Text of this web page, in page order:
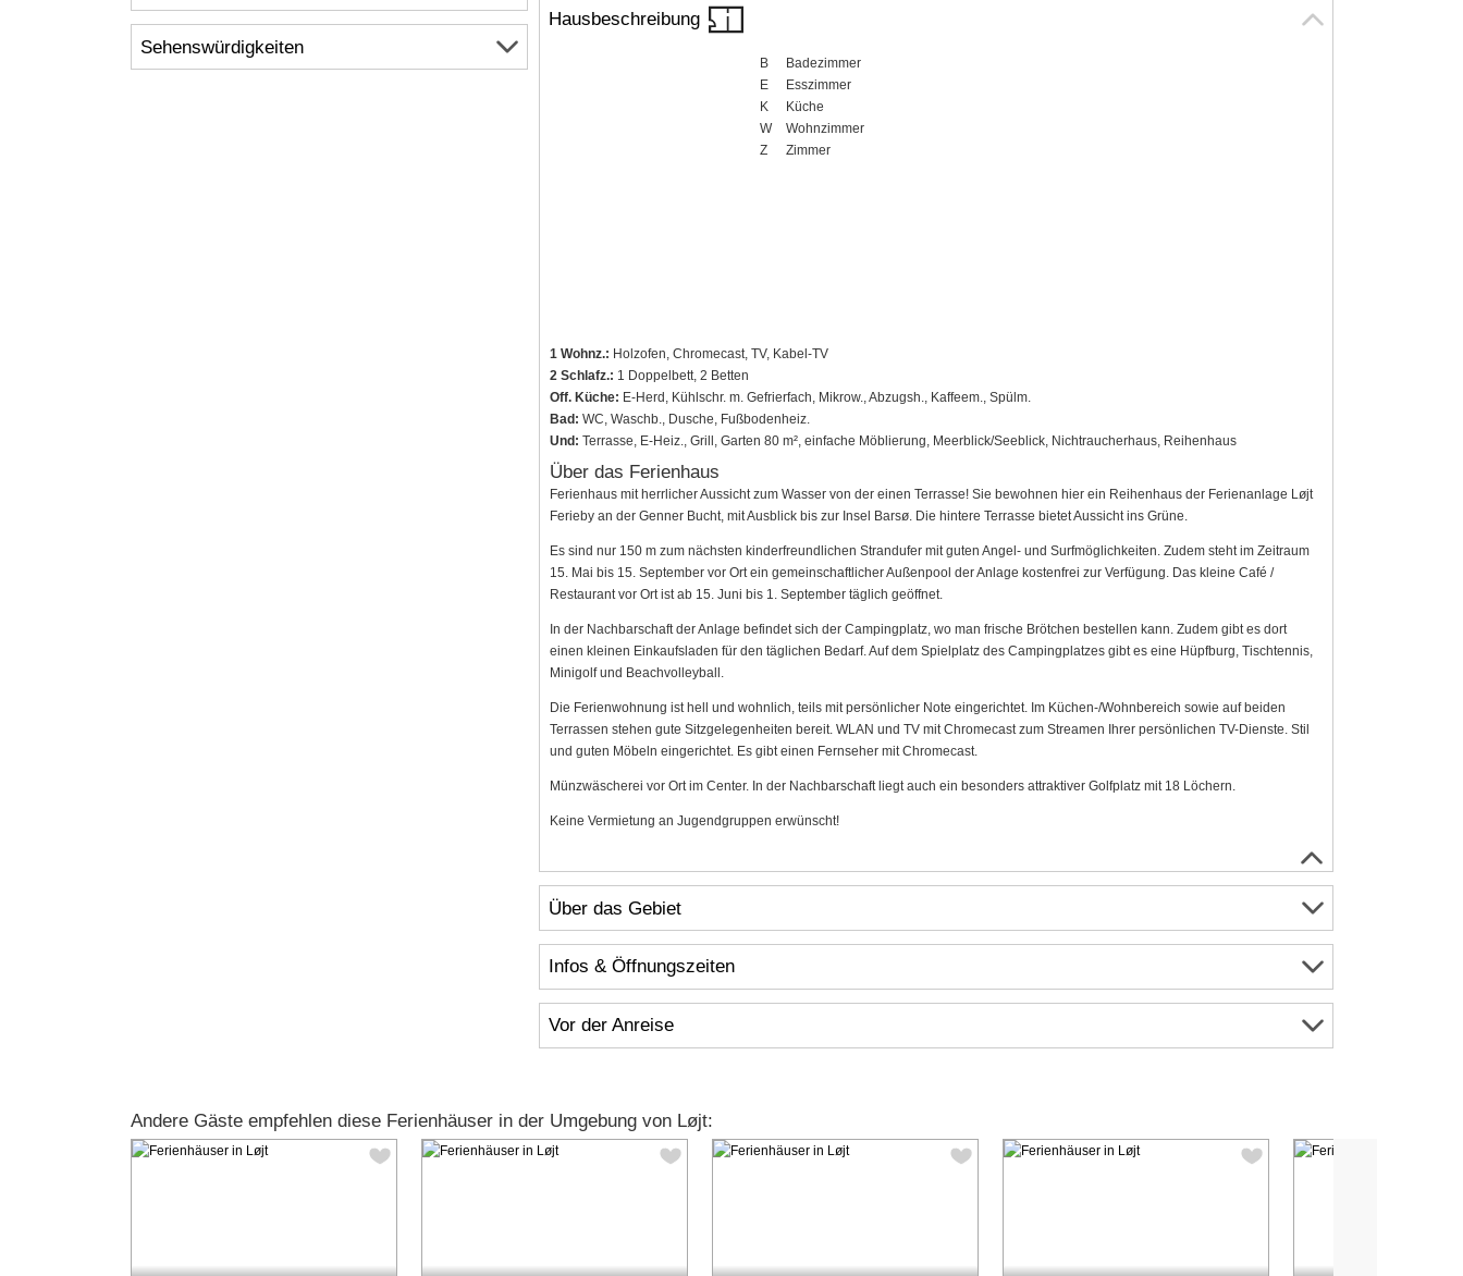
Hausbeschreibung
B
Badezimmer
E
Esszimmer
K
Küche
W
Wohnzimmer
Z
Zimmer
1 Wohnz.: Holzofen, Chromecast, TV, Kabel-TV
2 Schlafz.: 1 Doppelbett, 2 Betten
Off. Küche: E-Herd, Kühlschr. m. Gefrierfach, Mikrow., Abzugsh., Kaffeem., Spülm.
Bad: WC, Waschb., Dusche, Fußbodenheiz.
Und: Terrasse, E-Heiz., Grill, Garten 80 m², einfache Möblierung, Meerblick/Seeblick, Nichtraucherhaus, Reihenhaus
Über das Ferienhaus
Ferienhaus mit herrlicher Aussicht zum Wasser von der einen Terrasse! Sie bewohnen hier ein Reihenhaus der Ferienanlage Løjt
Ferieby an der Genner Bucht, mit Ausblick bis zur Insel Barsø. Die hintere Terrasse bietet Aussicht ins Grüne.
Es sind nur 150 m zum nächsten kinderfreundlichen Strandufer mit guten Angel- und Surfmöglichkeiten. Zudem steht im Zeitraum
15. Mai bis 15. September vor Ort ein gemeinschaftlicher Außenpool der Anlage kostenfrei zur Verfügung. Das kleine Café /
Restaurant vor Ort ist ab 15. Juni bis 1. September täglich geöffnet.
In der Nachbarschaft der Anlage befindet sich der Campingplatz, wo man frische Brötchen bestellen kann. Zudem gibt es dort
einen kleinen Einkaufsladen für den täglichen Bedarf. Auf dem Spielplatz des Campingplatzes gibt es eine Hüpfburg, Tischtennis,
Minigolf und Beachvolleyball.
Die Ferienwohnung ist hell und wohnlich, teils mit persönlicher Note eingerichtet. Im Küchen-/Wohnbereich sowie auf beiden
Terrassen stehen gute Sitzgelegenheiten bereit. WLAN und TV mit Chromecast zum Streamen Ihrer persönlichen TV-Dienste. Stil
und guten Möbeln eingerichtet. Es gibt einen Fernseher mit Chromecast.
Münzwäscherei vor Ort im Center. In der Nachbarschaft liegt auch ein besonders attraktiver Golfplatz mit 18 Löchern.
Keine Vermietung an Jugendgruppen erwünscht!
Über das Gebiet
Infos & Öffnungszeiten
Vor der Anreise
Sehenswürdigkeiten
Andere Gäste empfehlen diese Ferienhäuser in der Umgebung von Løjt: